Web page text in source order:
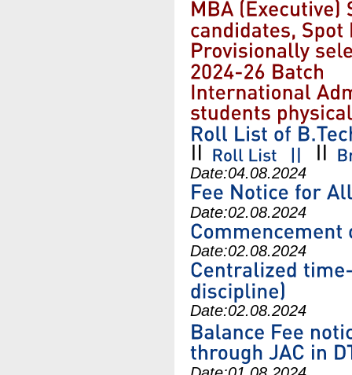
Date:04.08.2024
Date:02.08.2024
Date:02.08.2024
Date:02.08.2024